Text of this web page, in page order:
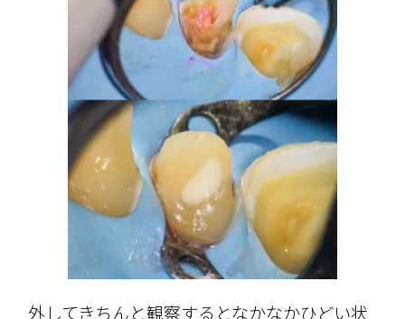
外してきちんと観察するとなかなかひどい状